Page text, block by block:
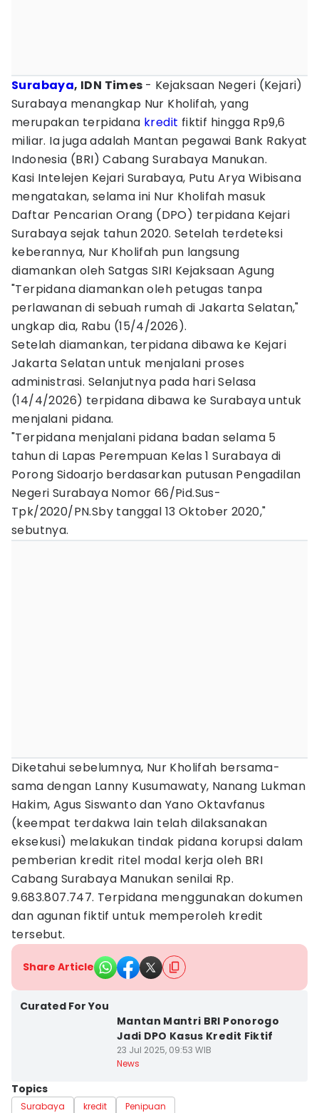
Surabaya, IDN Times - Kejaksaan Negeri (Kejari)
Surabaya menangkap Nur Kholifah, yang
merupakan terpidana kredit fiktif hingga Rp9,6
miliar. Ia juga adalah Mantan pegawai Bank Rakyat
Indonesia (BRI) Cabang Surabaya Manukan.
Kasi Intelejen Kejari Surabaya, Putu Arya Wibisana
mengatakan, selama ini Nur Kholifah masuk
Daftar Pencarian Orang (DPO) terpidana Kejari
Surabaya sejak tahun 2020. Setelah terdeteksi
keberannya, Nur Kholifah pun langsung
diamankan oleh Satgas SIRI Kejaksaan Agung
"Terpidana diamankan oleh petugas tanpa
perlawanan di sebuah rumah di Jakarta Selatan,"
ungkap dia, Rabu (15/4/2026).
Setelah diamankan, terpidana dibawa ke Kejari
Jakarta Selatan untuk menjalani proses
administrasi. Selanjutnya pada hari Selasa
(14/4/2026) terpidana dibawa ke Surabaya untuk
menjalani pidana.
"Terpidana menjalani pidana badan selama 5
tahun di Lapas Perempuan Kelas 1 Surabaya di
Porong Sidoarjo berdasarkan putusan Pengadilan
Negeri Surabaya Nomor 66/Pid.Sus-
Tpk/2020/PN.Sby tanggal 13 Oktober 2020,"
sebutnya.
Diketahui sebelumnya, Nur Kholifah bersama-
sama dengan Lanny Kusumawaty, Nanang Lukman
Hakim, Agus Siswanto dan Yano Oktavfanus
(keempat terdakwa lain telah dilaksanakan
eksekusi) melakukan tindak pidana korupsi dalam
pemberian kredit ritel modal kerja oleh BRI
Cabang Surabaya Manukan senilai Rp.
9.683.807.747. Terpidana menggunakan dokumen
dan agunan fiktif untuk memperoleh kredit
tersebut.
Share Article
Curated For You
Mantan Mantri BRI Ponorogo
Jadi DPO Kasus Kredit Fiktif
23 Jul 2025, 09:53 WIB
News
Topics
Surabaya kredit Penipuan